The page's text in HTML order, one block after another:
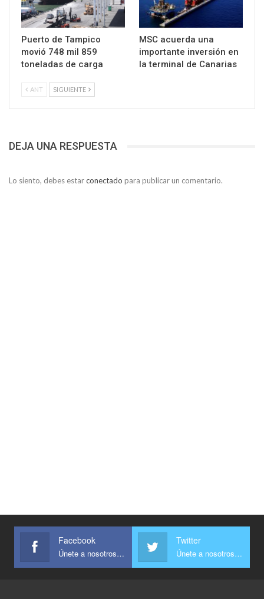
Puerto de Tampico
movió 748 mil 859
toneladas de carga
MSC acuerda una
importante inversión en
la terminal de Canarias
ANT SIGUIENTE
DEJA UNA RESPUESTA
Lo siento, debes estarconectado para publicar un comentario.
Facebook
Únete a nosotros en Facebook
Twitter
Únete a nosotros en Twitter